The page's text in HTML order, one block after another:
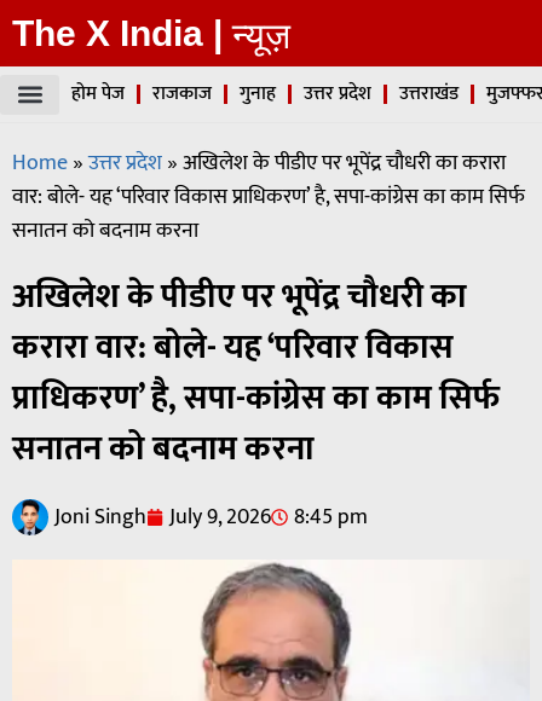
The X India | न्यूज़
होम पेज राजकाज गुनाह उत्तर प्रदेश उत्तराखंड
Home»उत्तर प्रदेश»अखिलेश के पीडीए पर भूपेंद्र चौधरी का करारा
वार: बोले- यह ‘परिवार विकास प्राधिकरण’ है, सपा-कांग्रेस का काम सिर्फ
सनातन को बदनाम करना
अखिलेश के पीडीए पर भूपेंद्र चौधरी का
करारा वार: बोले- यह ‘परिवार विकास
प्राधिकरण’ है, सपा-कांग्रेस का काम सिर्फ
सनातन को बदनाम करना
Joni Singh July 9, 2026 8:45 pm